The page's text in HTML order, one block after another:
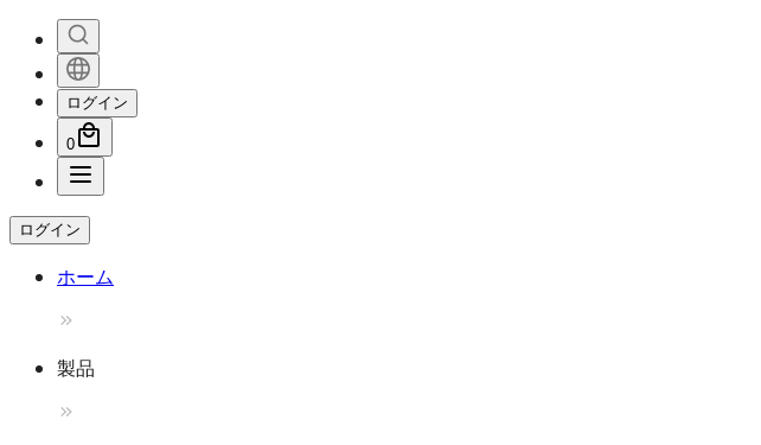
ログイン
0
ログイン
ホーム
製品